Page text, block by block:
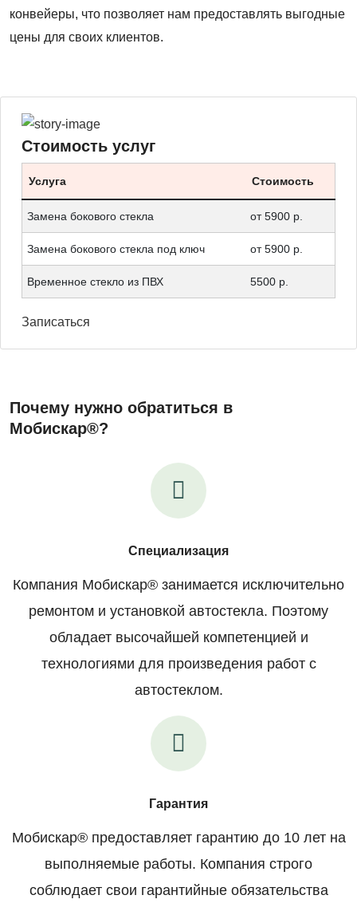
конвейеры, что позволяет нам предоставлять выгодные
цены для своих клиентов.
Стоимость услуг
Услуга Стоимость
Замена бокового стекла от 5900 р.
Замена бокового стекла под ключ от 5900 р.
Временное стекло из ПВХ 5500 р.
Записаться
Почему нужно обратиться в
Мобискар®?
Специализация
Компания Мобискар® занимается исключительно
ремонтом и установкой автостекла. Поэтому
обладает высочайшей компетенцией и
технологиями для произведения работ с
автостеклом.
Гарантия
Мобискар® предоставляет гарантию до 10 лет на
выполняемые работы. Компания строго
соблюдает свои гарантийные обязательства